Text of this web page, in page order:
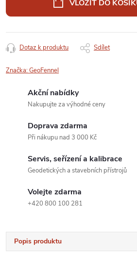
VLOŽIT DO
Dotaz k produktu Sdílet
Značka:GeoFennel
Akční nabídky
Nakupujte za výhodné ceny
Doprava zdarma
Při nákupu nad 3 000 Kč
Servis, seřízení a kalibrace
Geodetických a stavebních přístrojů
Volejte zdarma
+420 800 100 281
Popis produktu